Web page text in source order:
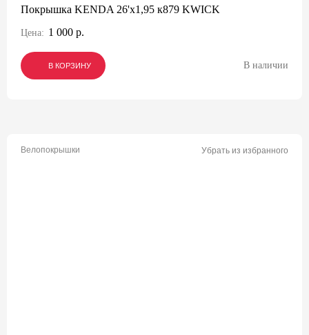
Покрышка KENDA 26'х1,95 к879 KWICK
Цена: 1 000 р.
В КОРЗИНУ
В КОРЗИНУ
В КОРЗИНУ В наличии
Велопокрышки Убрать из избранного